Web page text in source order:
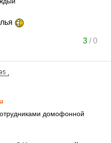
3/0
домофонной